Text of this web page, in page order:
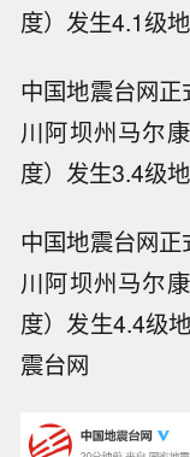
度）发生4.1级
中国地震台网
川阿坝州马尔
度）发生3.4级
中国地震台网
川阿坝州马尔
度）发生4.4级
震台网